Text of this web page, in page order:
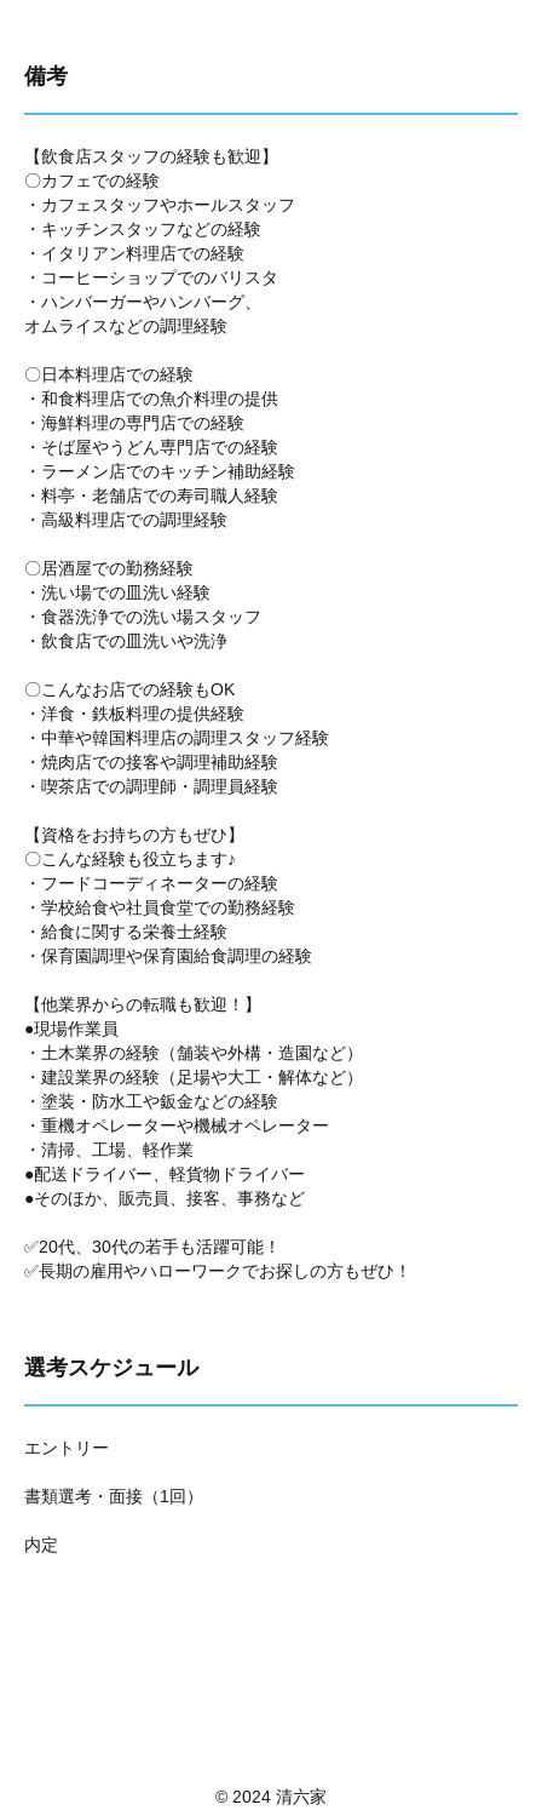
備考
【飲食店スタッフの経験も歓迎】
〇カフェでの経験
・カフェスタッフやホールスタッフ
・キッチンスタッフなどの経験
・イタリアン料理店での経験
・コーヒーショップでのバリスタ
・ハンバーガーやハンバーグ、
オムライスなどの調理経験
〇日本料理店での経験
・和食料理店での魚介料理の提供
・海鮮料理の専門店での経験
・そば屋やうどん専門店での経験
・ラーメン店でのキッチン補助経験
・料亭・老舗店での寿司職人経験
・高級料理店での調理経験
〇居酒屋での勤務経験
・洗い場での皿洗い経験
・食器洗浄での洗い場スタッフ
・飲食店での皿洗いや洗浄
〇こんなお店での経験もOK
・洋食・鉄板料理の提供経験
・中華や韓国料理店の調理スタッフ経験
・焼肉店での接客や調理補助経験
・喫茶店での調理師・調理員経験
【資格をお持ちの方もぜひ】
〇こんな経験も役立ちます♪
・フードコーディネーターの経験
・学校給食や社員食堂での勤務経験
・給食に関する栄養士経験
・保育園調理や保育園給食調理の経験
【他業界からの転職も歓迎！】
●現場作業員
・土木業界の経験（舗装や外構・造園など）
・建設業界の経験（足場や大工・解体など）
・塗装・防水工や鈑金などの経験
・重機オペレーターや機械オペレーター
・清掃、工場、軽作業
●配送ドライバー、軽貨物ドライバー
●そのほか、販売員、接客、事務など
✅20代、30代の若手も活躍可能！
✅長期の雇用やハローワークでお探しの方もぜひ！
選考スケジュール
エントリー
書類選考・面接（1回）
内定
© 2024 清六家